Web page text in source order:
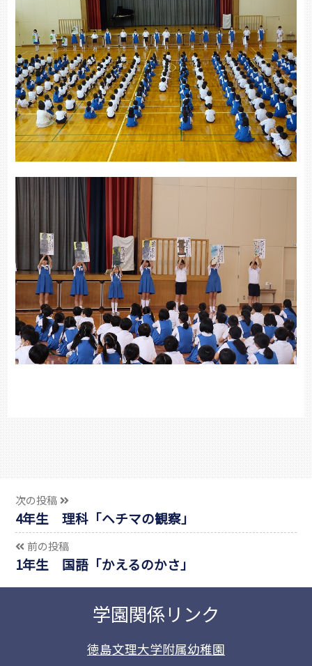
次の投稿
4年生 理科「ヘチマの観察」
前の投稿
1年生 国語「かえるのかさ」
学園関係リンク
徳島文理大学附属幼稚園